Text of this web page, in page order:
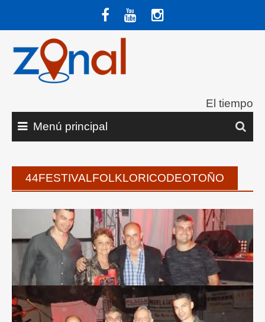
contenido
El tiempo
Menú principal
44FESTIVALFOLKLORICODEOTOÑO